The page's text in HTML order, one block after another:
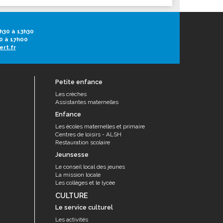
à 13h30
à 17h00
Petite enfance
Les crèches
Assistantes maternelles
Enfance
Les écoles maternelles et primaire
Centres de loisirs - ALSH
Restauration scolaire
Jeunsesse
Le conseil local des jeunes
La mission locale
Les collèges et le lycée
CULTURE
Le service culturel
Les activités